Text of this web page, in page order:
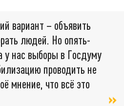
вариант – объявить
людей. Но опять-
у нас выборы в Госдуму
проводить не
мнение, что всё это